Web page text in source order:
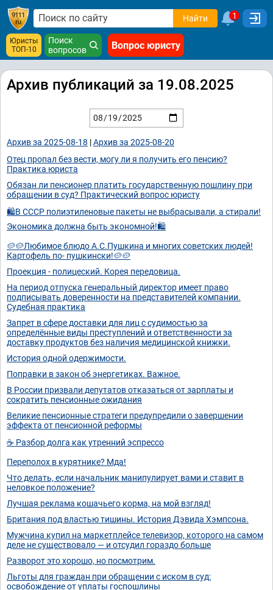
Найти 1
Юристы
ТОП-10
Поиск
вопросов
Вопрос юристу
Архив публикаций за 19.08.2025
Архив за 2025-08-18 |Архив за 2025-08-20
Отец пропал без вести, могу ли я получить его пенсию?
Практика юриста
Обязан ли пенсионер платить государственную пошлину при
обращении в суд? Практический вопрос юристу
🛍В СССР полиэтиленовые пакеты не выбрасывали, а стирали!
Экономика должна быть экономной!🛍
🥔🥔Любимое блюдо А.С.Пушкина и многих советских людей!
Картофель по- пушкински!🥔🥔
Проекция - полицеский. Корея передовица.
На период отпуска генеральный директор имеет право
подписывать доверенности на представителей компании.
Судебная практика
Запрет в сфере доставки для лиц с судимостью за
определённые виды преступлений и ответственности за
доставку продуктов без наличия медицинской книжки.
История одной одержимости.
Поправки в закон об энергетиках. Важное.
В России призвали депутатов отказаться от зарплаты и
сократить пенсионные ожидания
Великие пенсионные стратеги предупредили о завершении
эффекта от пенсионной реформы
☕ Разбор долга как утренний эспрессо
Переполох в курятнике? Мда!
Что делать, если начальник манипулирует вами и ставит в
неловкое положение?
Лучшая реклама кошачьего корма, на мой взгляд!
Британия под властью тишины. История Дэвида Хэмпсона.
Мужчина купил на маркетплейсе телевизор, которого на самом
деле не существовало — и отсудил гораздо больше
Разворот это хорошо, но посмотрим.
Льготы для граждан при обращении с иском в суд:
освобождение от уплаты госпошлины